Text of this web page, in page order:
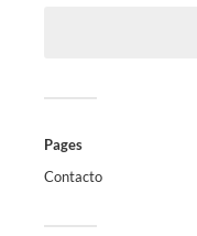
Pages
Contacto